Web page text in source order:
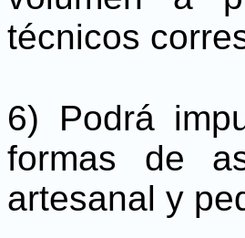
técnicos
6) Podrá
formas de
artesanal y